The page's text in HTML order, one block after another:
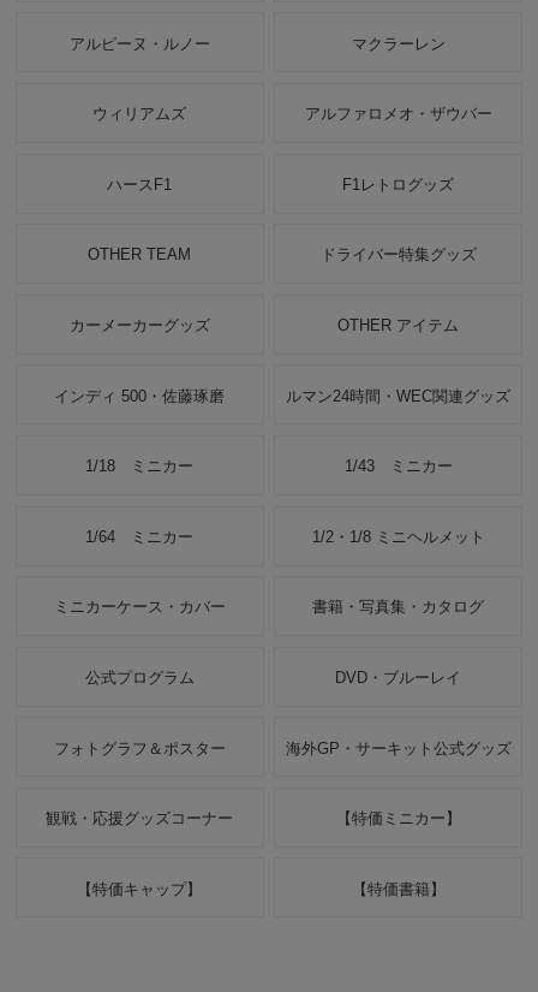
アルピーヌ・ルノー マクラーレン
ウィリアムズ アルファロメオ・ザウバー
ハースF1 F1レトログッズ
OTHER TEAM ドライバー特集グッズ
カーメーカーグッズ OTHER アイテム
インディ 500・佐藤琢磨 ルマン24時間・WEC関連グッズ
1/18 ミニカー 1/43 ミニカー
1/64 ミニカー 1/2・1/8 ミニヘルメット
ミニカーケース・カバー 書籍・写真集・カタログ
公式プログラム DVD・ブルーレイ
フォトグラフ＆ポスター 海外GP・サーキット公式グッズ
観戦・応援グッズコーナー 【特価ミニカー】
【特価キャップ】 【特価書籍】